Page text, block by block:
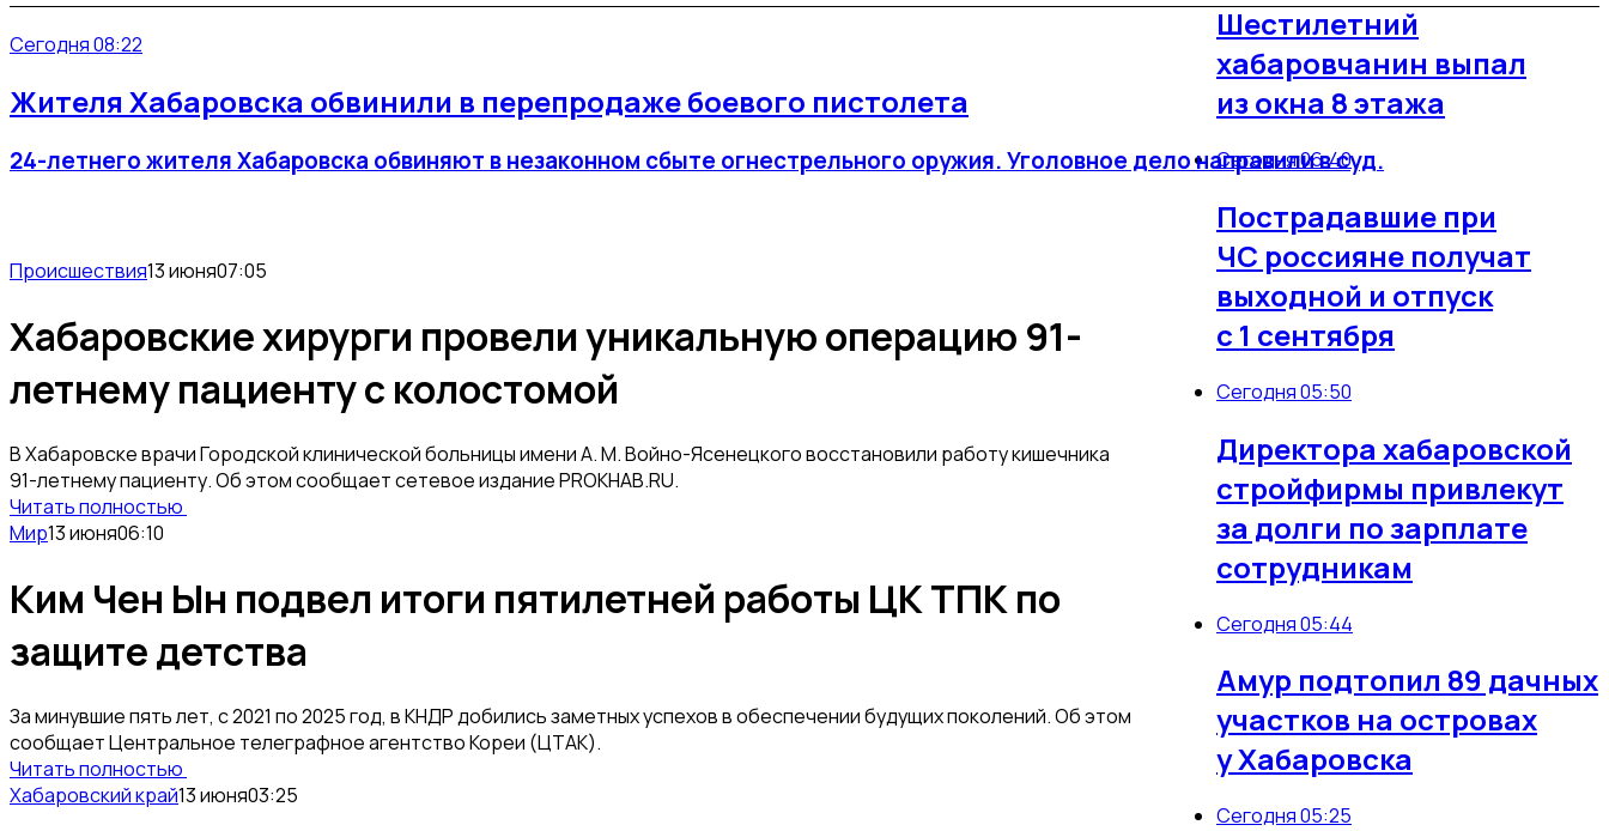
Шестилетний
хабаровчанин выпал
из окна 8 этажа
Сегодня 06:40
Пострадавшие при
ЧС россияне получат
выходной и отпуск
с 1 сентября
Сегодня 05:50
Директора хабаровской
стройфирмы привлекут
за долги по зарплате
сотрудникам
Сегодня 05:44
Амур подтопил 89 дачных
участков на островах
у Хабаровска
Сегодня 05:25
Сегодня 08:22
Жителя Хабаровска обвинили в перепродаже боевого пистолета
24-летнего жителя Хабаровска обвиняют в незаконном сбыте огнестрельного оружия. Уголовное дело направили в суд.
Происшествия13 июня07:05
Хабаровские хирурги провели уникальную операцию 91-
летнему пациенту с колостомой
В Хабаровске врачи Городской клинической больницы имени А. М. Войно-Ясенецкого восстановили работу кишечника
91-летнему пациенту. Об этом сообщает сетевое издание PROKHAB.RU.
Читать полностью
Мир13 июня06:10
Ким Чен Ын подвел итоги пятилетней работы ЦК ТПК по
защите детства
За минувшие пять лет, с 2021 по 2025 год, в КНДР добились заметных успехов в обеспечении будущих поколений. Об этом
сообщает Центральное телеграфное агентство Кореи (ЦТАК).
Читать полностью
Хабаровский край13 июня03:25